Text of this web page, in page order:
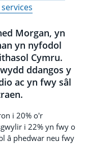
Morgan, yn
yn nyfodol
Cymru.
ddangos y
ac yn fwy sâl
i 20% o'r
i 22% yn fwy o
â phedwar neu fwy